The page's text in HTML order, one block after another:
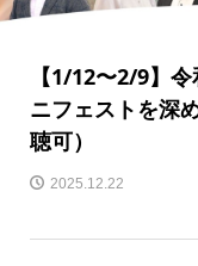
【1/12〜2/9】
ニフェストを深
聴可）
2025.12.22